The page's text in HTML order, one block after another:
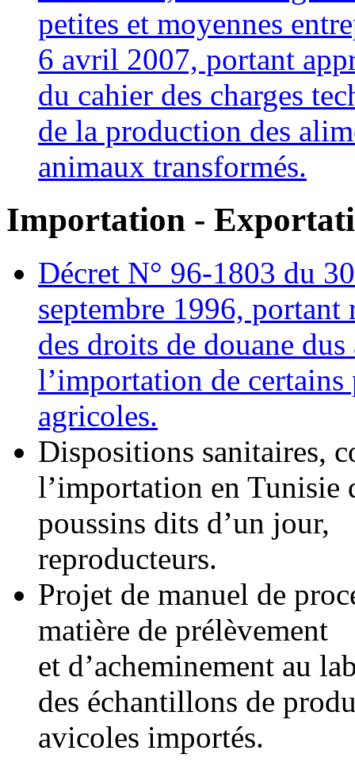
petites et moyennes
6 avril 2007, portant
du cahier des charges
de la production des
animaux transformés.
Importation -
Décret N° 96-1803 du 30
septembre 1996, portant
des droits de douane dus
l’importation de
agricoles.
Dispositions sanitaires,
l’importation en Tunisie
poussins dits d’un jour,
reproducteurs.
Projet de manuel de
matière de prélèvement
et d’acheminement au
des échantillons de
avicoles importés.